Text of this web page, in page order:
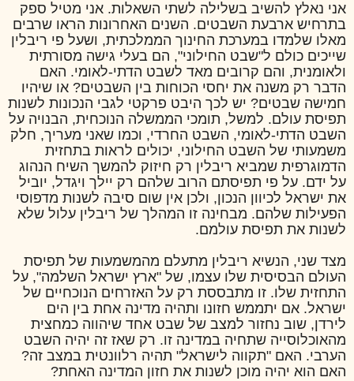
אני נאלץ להשיב בשלילה לשתי השאלות. אני מטיל ספק
בתרחיש ארבעת השבטים. השנים האחרונות הראו שרבים
מאלו שלמדו במערכת החינוך הממלכתית, ושעל פי ריבלין
שייכים כולם ל"שבט החילוני", הם בעלי גישה מסורתית
ולאומנית, והם קרובים מאד לשבט הדתי-לאומי. האם
הדבר רק משנה את יחסי הכוחות בין השבטים? או שיהיו
חמישה שבטים? יש לכך היבט פרקטי לגבי הנכונות לשנות
תפיסת עולם. למשל, תומכי הממשלה הנוכחית, הבנויה על
השבט הדתי-לאומי, השבט החרדי, וכמו שאני מעריך, חלק
משמעותי של השבט החילוני, יכולים לראות בתחזית
הדמוגרפית שמביא ריבלין רק חיזוק להמשך השיח הנהוג
על ידם. על פי תפיסתם הרוב שלהם רק יילך ויגדל, יוביל
את ישראל לכיוון הנכון, ולכן אין שום סיבה לשנות מדפוסי
הפעילות שלהם. מבחינה זו המהלך של ריבלין עלול שלא
לשנות את תפיסת עולמם.
מצד שני, הנשיא ריבלין מתעלם מהמשמעות של תפיסת
העולם הבסיסית שלו עצמו, של "ארץ ישראל השלמה", על
התחזית שלו. זו מתבססת רק על האזרחים הנוכחיים של
ישראל. אם יתממש חזונו ותהיה מדינה אחת בין הים
לירדן, שוב נחזור למצב של שבט אחד שיהווה כמחצית
מהאוכלוסייה שתחיה במדינה זו. רק שאז זה יהיה השבט
הערבי. האם "תקווה לישראל" תהיה רלוונטית במצב זה?
האם הוא יהיה מוכן לשנות את חזון המדינה האחת?